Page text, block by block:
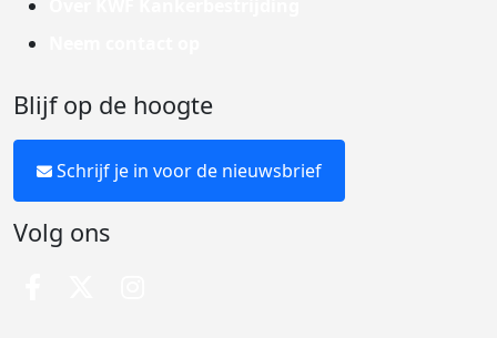
Blijf op de hoogte
Schrijf je in voor de nieuwsbrief
Volg ons